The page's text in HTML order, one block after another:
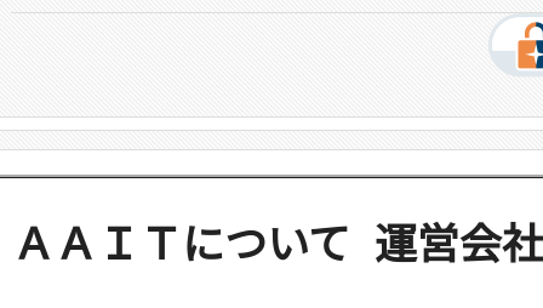
ＡＡＩＴについて 運営会社